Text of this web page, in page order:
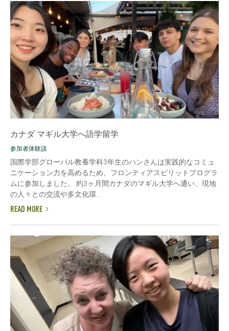
カナダ マギル大学へ語学留学
参加者体験談
国際学部グローバル教養学科3年生のハンさんは実践的なコミュ
ニケーション力を高めるため、フロンティアスピリットプログラ
ムに参加しました。 約3ヶ月間カナダのマギル大学へ通い、現地
の人々との交流や多文化環...
READ MORE